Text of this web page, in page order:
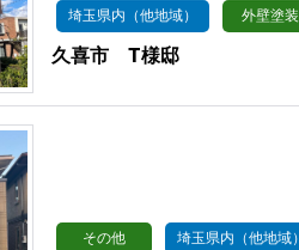
埼玉県内（他地域） 外壁塗装
久喜市 T様邸
その他 埼玉県内（他地域）